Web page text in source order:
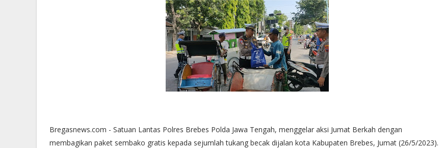
Bregasnews.com - Satuan Lantas Polres Brebes Polda Jawa Tengah, menggelar aksi Jumat Berkah dengan
membagikan paket sembako gratis kepada sejumlah tukang becak dijalan kota Kabupaten Brebes, Jumat (26/5/2023).